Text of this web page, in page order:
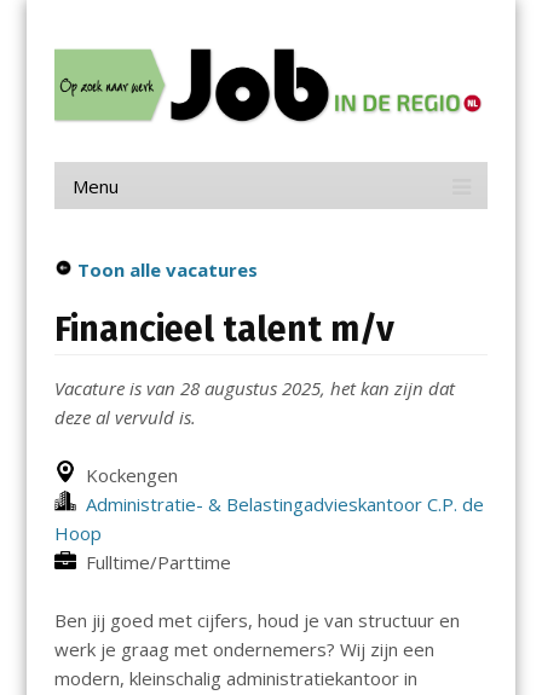
contentJob in de Regio
Menu
Toon alle vacatures
Financieel talent m/v
Vacature is van 28 augustus 2025, het kan zijn dat
deze al vervuld is.
Kockengen
Administratie- & Belastingadvieskantoor C.P. de
Hoop
Fulltime/Parttime
Ben jij goed met cijfers, houd je van structuur en
werk je graag met ondernemers? Wij zijn een
modern, kleinschalig administratiekantoor in